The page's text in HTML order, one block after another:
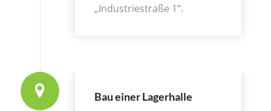
„Industriestraße 1“.
Bau einer Lagerhalle